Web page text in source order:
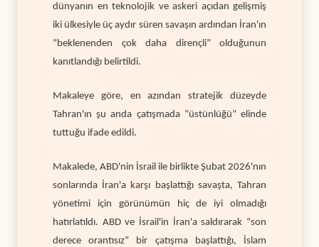
dünyanın en teknolojik ve askeri açıdan gelişmiş
iki ülkesiyle üç aydır süren savaşın ardından İran'ın
“beklenenden çok daha dirençli” olduğunun
kanıtlandığı belirtildi.
Makaleye göre, en azından stratejik düzeyde
Tahran'ın şu anda çatışmada “üstünlüğü” elinde
tuttuğu ifade edildi.
Makalede, ABD'nin İsrail ile birlikte Şubat 2026'nın
sonlarında İran'a karşı başlattığı savaşta, Tahran
yönetimi için görünümün hiç de iyi olmadığı
hatırlatıldı. ABD ve İsrail'in İran'a saldırarak “son
derece orantısız” bir çatışma başlattığı, İslam